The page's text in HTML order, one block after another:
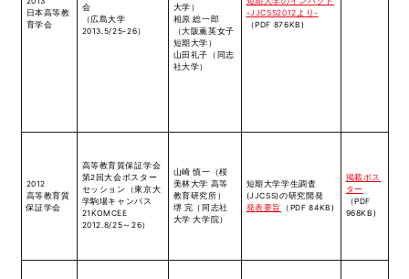
日本高等教
育学会
会
（広島大学
2013.5/25-26）
大学）
相原 総一郎
（大阪薫英女子
短期大学）
山田礼子（同志
社大学）
-JJCSS2012より-
（PDF 876KB)
2012
高等教育質
保証学会
高等教育質保証学会
第2回大会ポスター
セッション（東京大
学駒場キャンパス
21KOMCEE
2012.8/25～26）
山崎 慎一（桜
美林大学 高等
教育研究所）
堺 完（同志社
大学 大学院）
短期大学学生調査
(JJCSS)の研究開発
発表要旨
（PDF 84KB)
掲載ポス
ター
（PDF
968KB)